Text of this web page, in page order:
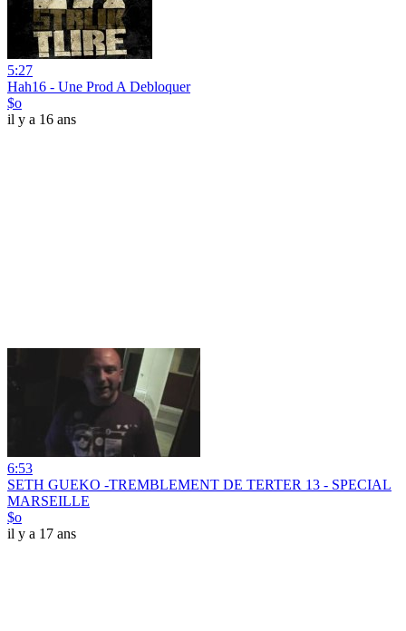
5:27
Hah16 - Une Prod A Debloquer
$o
il y a 16 ans
6:53
SETH GUEKO -TREMBLEMENT DE TERTER 13 - SPECIAL
MARSEILLE
$o
il y a 17 ans